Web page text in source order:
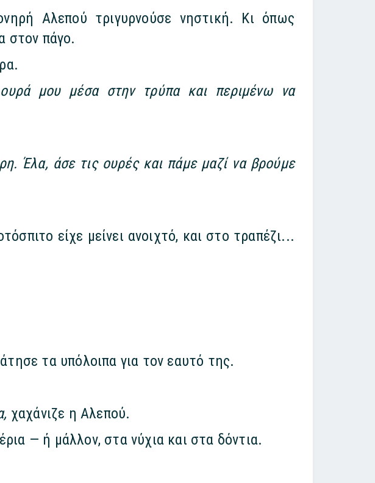
Αλεπού τριγυρνούσε νηστική. Κι όπως
στον πάγο.
μου μέσα στην τρύπα και περιμένω να
Έλα, άσε τις ουρές και πάμε μαζί να βρούμε
είχε μείνει ανοιχτό, και στο τραπέζι...
τα υπόλοιπα για τον εαυτό της.
χαχάνιζε η Αλεπού.
— ή μάλλον, στα νύχια και στα δόντια.